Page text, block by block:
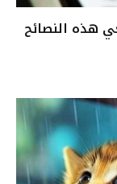
هذه النصائح